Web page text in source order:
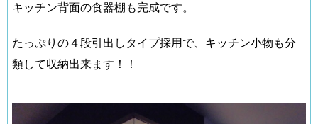
キッチン背面の食器棚も完成です。
たっぷりの４段引出しタイプ採用で、キッチン小物も分
類して収納出来ます！！